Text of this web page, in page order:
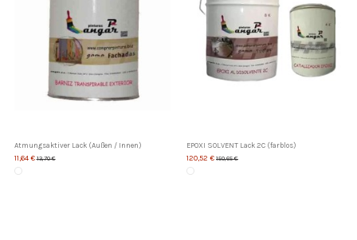
Atmungsaktiver Lack (Außen / Innen)
11,64 €13,70 €
EPOXI SOLVENT Lack 2C (farblos)
120,52 € 150,65 €